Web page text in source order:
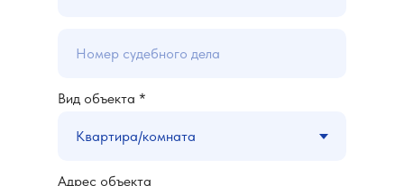
Вид объекта *
Адрес объекта